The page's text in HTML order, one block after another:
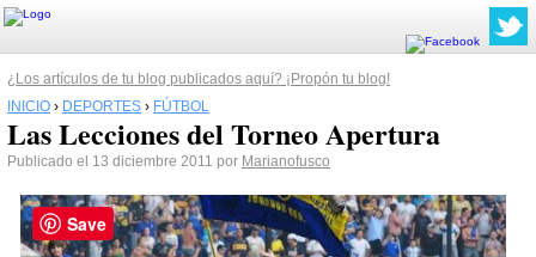
¿Los artículos de tu blog publicados aquí? ¡Propón tu blog!
INICIO › DEPORTES › FÚTBOL
Las Lecciones del Torneo Apertura
Publicado el 13 diciembre 2011 por Marianofusco
Save